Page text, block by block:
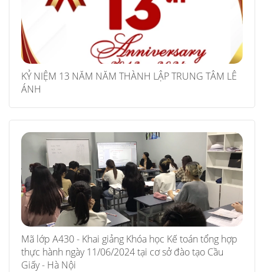
KỶ NIỆM 13 NĂM NĂM THÀNH LẬP TRUNG TÂM LÊ
ÁNH
Mã lớp A430 - Khai giảng Khóa học Kế toán tổng hợp
thực hành ngày 11/06/2024 tại cơ sở đào tạo Cầu
Giấy - Hà Nội